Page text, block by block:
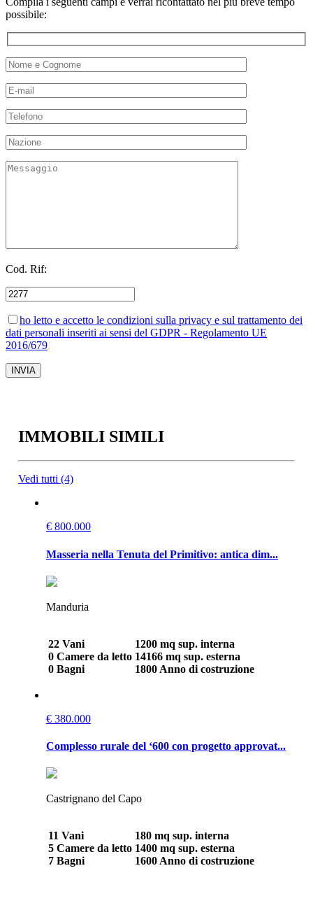
possibile:
Cod. Rif:
ho letto e accetto le condizioni sulla privacy e sul trattamento dei
dati personali inseriti ai sensi del GDPR - Regolamento UE
2016/679
IMMOBILI SIMILI
Vedi tutti (4)
€ 800.000
Masseria nella Tenuta del Primitivo: antica dim...
Manduria
22 Vani
0 Camere da letto
0 Bagni
1200 mq sup. interna
14166 mq sup. esterna
1800 Anno di costruzione
€ 380.000
Complesso rurale del ‘600 con progetto approvat...
Castrignano del Capo
11 Vani
5 Camere da letto
7 Bagni
180 mq sup. interna
1400 mq sup. esterna
1600 Anno di costruzione